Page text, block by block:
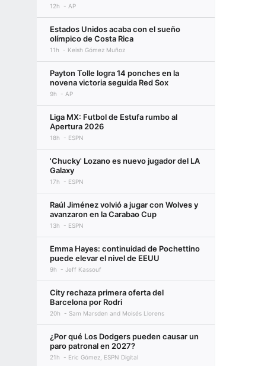
12h AP
Estados Unidos acaba con el sueño
olímpico de Costa Rica
11h Keish Gómez Muñoz
Payton Tolle logra 14 ponches en la
novena victoria seguida Red Sox
9h AP
Liga MX: Futbol de Estufa rumbo al
Apertura 2026
18h ESPN
'Chucky' Lozano es nuevo jugador del LA
Galaxy
17h ESPN
Raúl Jiménez volvió a jugar con Wolves y
avanzaron en la Carabao Cup
13h ESPN
Emma Hayes: continuidad de Pochettino
puede elevar el nivel de EEUU
9h Jeff Kassouf
City rechaza primera oferta del
Barcelona por Rodri
20h Sam Marsden and Moisés Llorens
¿Por qué Los Dodgers pueden causar un
paro patronal en 2027?
21h Eric Gómez, ESPN Digital